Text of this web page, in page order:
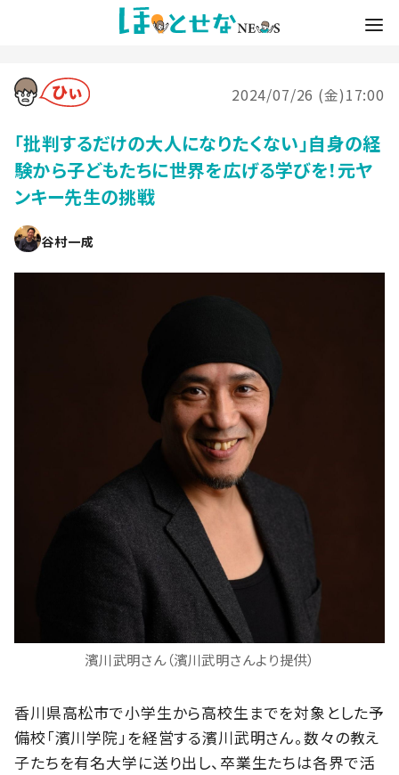
2024/07/26 (金)17:00
「批判するだけの大人になりたくない」自身の経
験から子どもたちに世界を広げる学びを！元ヤ
ンキー先生の挑戦
谷村一成
濱川武明さん（濱川武明さんより提供）
香川県高松市で小学生から高校生までを対象とした予
備校「濱川学院」を経営する濱川武明さん。数々の教え
子たちを有名大学に送り出し、卒業生たちは各界で活